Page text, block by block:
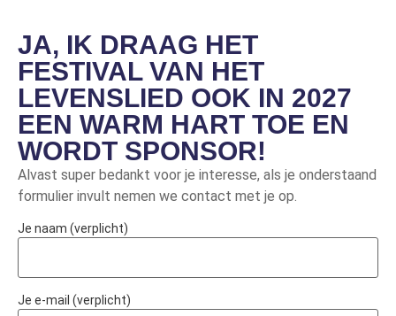
JA, IK DRAAG HET
FESTIVAL VAN HET
LEVENSLIED OOK IN 2027
EEN WARM HART TOE EN
WORDT SPONSOR!
Alvast super bedankt voor je interesse, als je onderstaand
formulier invult nemen we contact met je op.
Je naam (verplicht)
Je e-mail (verplicht)